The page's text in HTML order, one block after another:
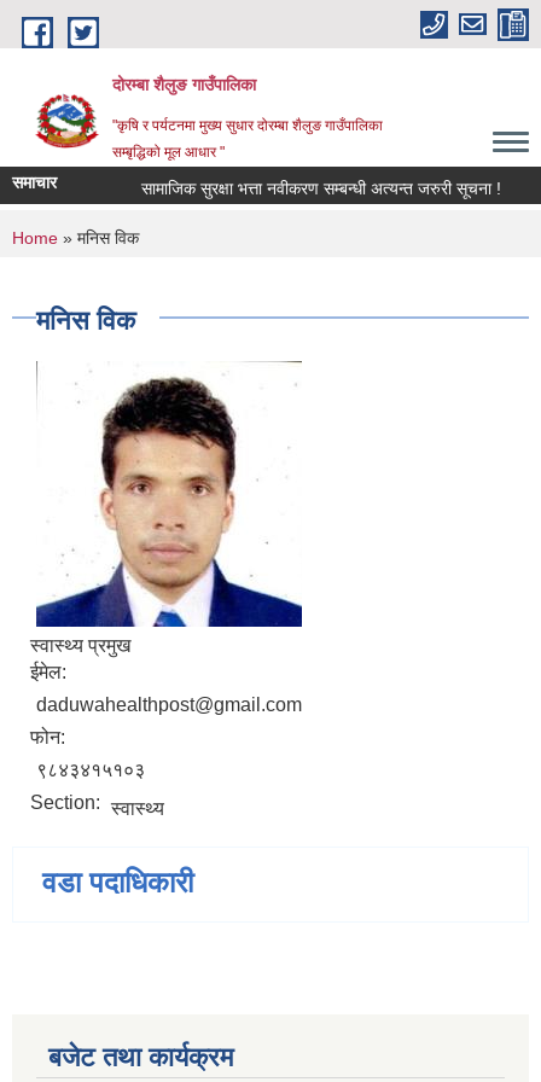
Skip to main content
दोरम्बा शैलुङ गाउँपालिका
"कृषि र पर्यटनमा मुख्य सुधार दोरम्बा शैलुङ गाउँपालिका
सम्बृद्धिको मूल आधार "
समाचार सामाजिक सुरक्षा भत्ता नवीकरण सम्बन्धी अत्यन्त जरुरी सूचना !
You are here
Home » मनिस विक
मनिस विक
स्वास्थ्य प्रमुख
ईमेल:
daduwahealthpost@gmail.com
फोन:
९८४३४१५१०३
Section: स्वास्थ्य
वडा पदाधिकारी
बजेट तथा कार्यक्रम